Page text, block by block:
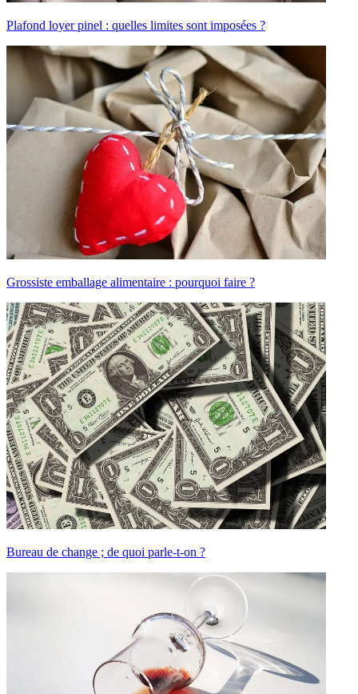
Plafond loyer pinel : quelles limites sont imposées ?
Grossiste emballage alimentaire : pourquoi faire ?
Bureau de change ; de quoi parle-t-on ?